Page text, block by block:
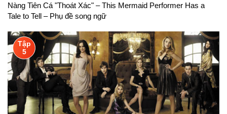
Nàng Tiên Cá "Thoát Xác" – This Mermaid Performer Has a
Tale to Tell – Phụ đề song ngữ
Tập
5